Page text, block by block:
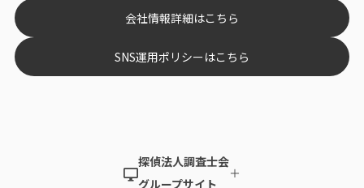
会社情報詳細はこちら
SNS運用ポリシーはこちら
探偵法人調査士会
グループサイト
＋